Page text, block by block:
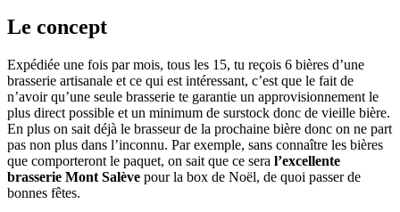
Le concept
Expédiée une fois par mois, tous les 15, tu reçois 6 bières d’une
brasserie artisanale et ce qui est intéressant, c’est que le fait de
n’avoir qu’une seule brasserie te garantie un approvisionnement le
plus direct possible et un minimum de surstock donc de vieille bière.
En plus on sait déjà le brasseur de la prochaine bière donc on ne part
pas non plus dans l’inconnu. Par exemple, sans connaître les bières
que comporteront le paquet, on sait que ce sera l’excellente
brasserie Mont Salève pour la box de Noël, de quoi passer de
bonnes fêtes.